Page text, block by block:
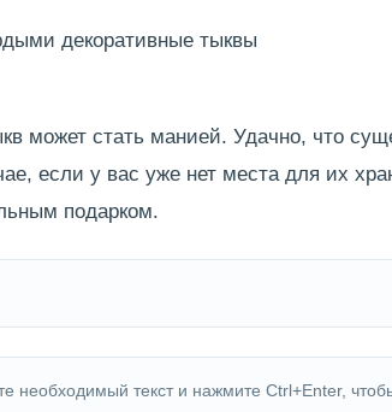
может стать манией. Удачно, что
если у вас уже нет места для их
подарком.
необходимый текст и нажмите Ctrl+Enter,